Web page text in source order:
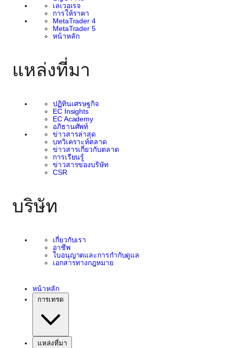
ของเด็กที่เปราะบางและ
อยู่ในความเสี่ยงทั่วโลก
ผ่านการเป็นสมาชิกนี้ EC
Markets ตั้งเป้าที่จะระดม
ทรัพยากรและความ
เชี่ยวชาญเพื่อสนับสนุน
โครงการที่มอบโอกาส
ทางการศึกษา การดูแล
สุขภาพ และบริการพื้น
ฐานให้แก่เด็กที่ต้องการ
ความช่วยเหลือ
เลเวอเรจ
การให้ราคา
MetaTrader 4
MetaTrader 5
หน้าหลัก
แหล่งที่มา
ปฏิทินเศรษฐกิจ
EC Insights
EC Academy
อภิธานศัพท์
ข่าวสารล่าสุด
บทวิเคราะห์ตลาด
ข่าวสารเกี่ยวกับตลาด
การเรียนรู้
ข่าวสารของบริษัท
CSR
บริษัท
เกี่ยวกับเรา
อาชีพ
ใบอนุญาตและการกำกับดูแล
เอกสารทางกฎหมาย
หน้าหลัก
การเทรด
แหล่งที่มา